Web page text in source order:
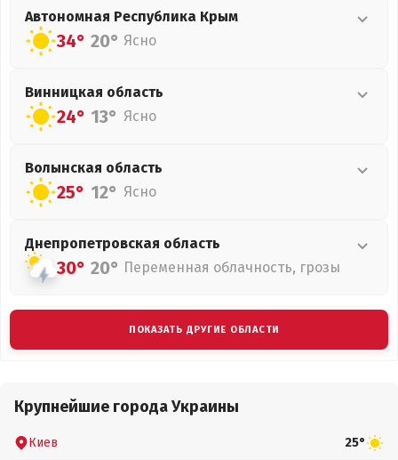
Автономная Республика Крым
34° 20° Ясно
Винницкая область
24° 13° Ясно
Волынская область
25° 12° Ясно
Днепропетровская область
30° 20° Переменная облачность, грозы
ПОКАЗАТЬ ДРУГИЕ ОБЛАСТИ
Крупнейшие города Украины
Киев 25°